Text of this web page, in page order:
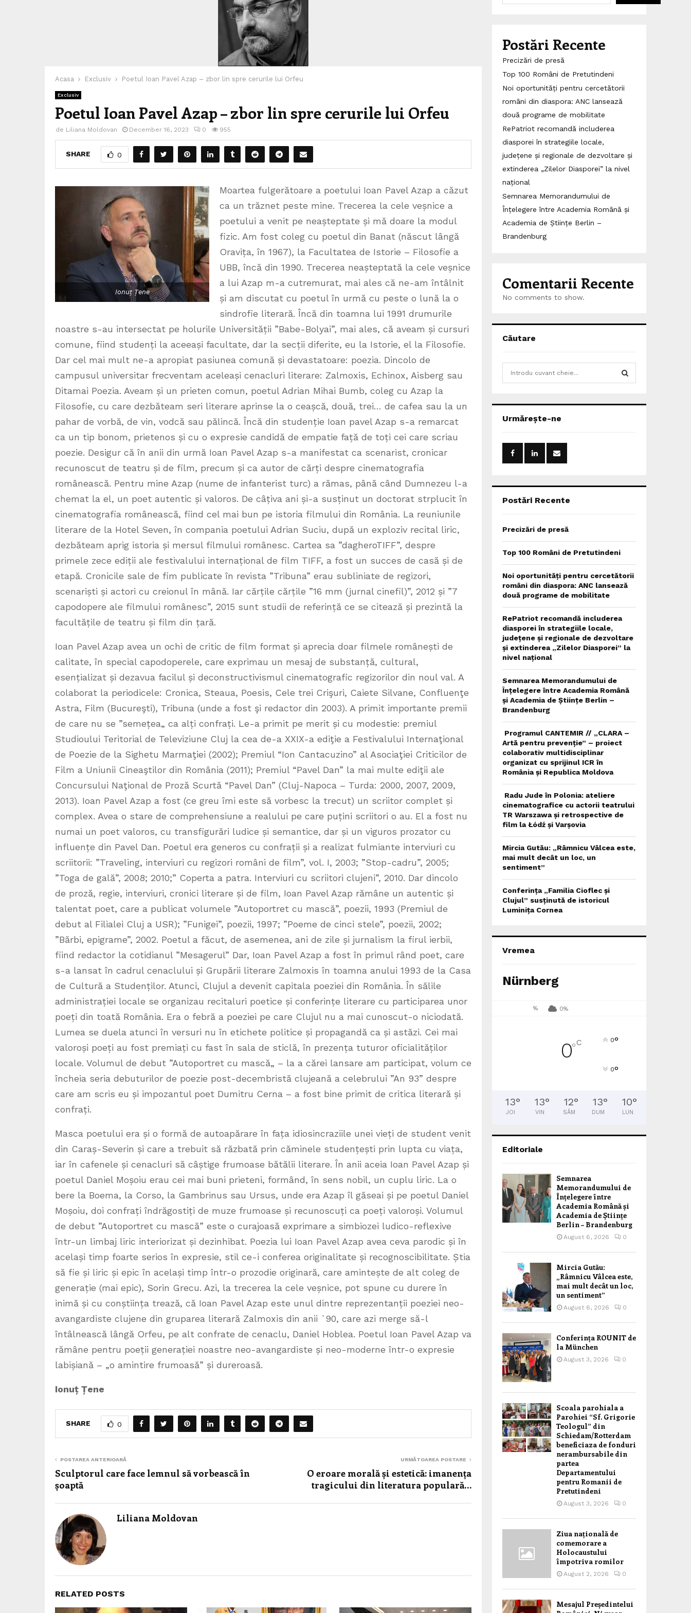
Acasa Exclusiv Poetul Ioan Pavel Azap – zbor lin spre cerurile lui Orfeu
Exclusiv
Poetul Ioan Pavel Azap – zbor lin spre cerurile lui Orfeu
de Liliana Moldovan December 16, 2023 0 955
SHARE 0
Ionuț Țene
Moartea fulgerătoare a poetului Ioan Pavel Azap a căzut
ca un trăznet peste mine. Trecerea la cele veșnice a
poetului a venit pe neașteptate și mă doare la modul
fizic. Am fost coleg cu poetul din Banat (născut lângă
Oravița, în 1967), la Facultatea de Istorie – Filosofie a
UBB, încă din 1990. Trecerea neașteptată la cele veșnice
a lui Azap m-a cutremurat, mai ales că ne-am întâlnit
și am discutat cu poetul în urmă cu peste o lună la o
sindrofie literară. Încă din toamna lui 1991 drumurile
noastre s-au intersectat pe holurile Universității ”Babe-Bolyai”, mai ales, că aveam și cursuri
comune, fiind studenți la aceeași facultate, dar la secții diferite, eu la Istorie, el la Filosofie.
Dar cel mai mult ne-a apropiat pasiunea comună și devastatoare: poezia. Dincolo de
campusul universitar frecventam aceleași cenacluri literare: Zalmoxis, Echinox, Aisberg sau
Ditamai Poezia. Aveam și un prieten comun, poetul Adrian Mihai Bumb, coleg cu Azap la
Filosofie, cu care dezbăteam seri literare aprinse la o ceașcă, două, trei… de cafea sau la un
pahar de vorbă, de vin, vodcă sau pălincă. Încă din studenție Ioan pavel Azap s-a remarcat
ca un tip bonom, prietenos și cu o expresie candidă de empatie față de toți cei care scriau
poezie. Desigur că în anii din urmă Ioan Pavel Azap s-a manifestat ca scenarist, cronicar
recunoscut de teatru și de film, precum și ca autor de cărți despre cinematografia
românească. Pentru mine Azap (nume de infanterist turc) a rămas, până când Dumnezeu l-a
chemat la el, un poet autentic și valoros. De câțiva ani și-a susținut un doctorat strplucit în
cinematografia românească, fiind cel mai bun pe istoria filmului din România. La reuniunile
literare de la Hotel Seven, în compania poetului Adrian Suciu, după un exploziv recital liric,
dezbăteam aprig istoria și mersul filmului românesc. Cartea sa ”dagheroTIFF”, despre
primele zece ediții ale festivalului internațional de film TIFF, a fost un succes de casă și de
etapă. Cronicile sale de fim publicate în revista ”Tribuna” erau subliniate de regizori,
scenariști și actori cu creionul în mână. Iar cărțile cărțile ”16 mm (jurnal cinefil)”, 2012 și ”7
capodopere ale filmului românesc”, 2015 sunt studii de referință ce se citează și prezintă la
facultățile de teatru și film din țară.
Ioan Pavel Azap avea un ochi de critic de film format și aprecia doar filmele românești de
calitate, în special capodoperele, care exprimau un mesaj de substanță, cultural,
esențializat și dezavua facilul și deconstructivismul cinematografic regizorilor din noul val. A
colaborat la periodicele: Cronica, Steaua, Poesis, Cele trei Crişuri, Caiete Silvane, Confluenţe
Astra, Film (Bucureşti), Tribuna (unde a fost şi redactor din 2003). A primit importante premii
de care nu se ”semețea„ ca alți confrați. Le-a primit pe merit și cu modestie: premiul
Studioului Teritorial de Televiziune Cluj la cea de-a XXIX-a ediţie a Festivalului Internaţional
de Poezie de la Sighetu Marmaţiei (2002); Premiul “Ion Cantacuzino” al Asociaţiei Criticilor de
Film a Uniunii Cineaştilor din România (2011); Premiul “Pavel Dan” la mai multe ediţii ale
Concursului Naţional de Proză Scurtă “Pavel Dan” (Cluj-Napoca – Turda: 2000, 2007, 2009,
2013). Ioan Pavel Azap a fost (ce greu îmi este să vorbesc la trecut) un scriitor complet și
complex. Avea o stare de comprehensiune a realului pe care puțini scriitori o au. El a fost nu
numai un poet valoros, cu transfigurări ludice și semantice, dar și un viguros prozator cu
influențe din Pavel Dan. Poetul era generos cu confrații și a realizat fulmiante interviuri cu
scriitorii: ”Traveling, interviuri cu regizori români de film”, vol. I, 2003; ”Stop-cadru”, 2005;
”Toga de gală”, 2008; 2010;” Coperta a patra. Interviuri cu scriitori clujeni”, 2010. Dar dincolo
de proză, regie, interviuri, cronici literare și de film, Ioan Pavel Azap rămâne un autentic și
talentat poet, care a publicat volumele ”Autoportret cu mască”, poezii, 1993 (Premiul de
debut al Filialei Cluj a USR); ”Funigei”, poezii, 1997; ”Poeme de cinci stele”, poezii, 2002;
”Bărbi, epigrame”, 2002. Poetul a făcut, de asemenea, ani de zile și jurnalism la firul ierbii,
fiind redactor la cotidianul ”Mesagerul” Dar, Ioan Pavel Azap a fost în primul rând poet, care
s-a lansat în cadrul cenaclului și Grupării literare Zalmoxis în toamna anului 1993 de la Casa
de Cultură a Studenților. Atunci, Clujul a devenit capitala poeziei din România. În sălile
administrației locale se organizau recitaluri poetice și conferințe literare cu participarea unor
poeți din toată România. Era o febră a poeziei pe care Clujul nu a mai cunoscut-o niciodată.
Lumea se duela atunci în versuri nu în etichete politice și propagandă ca și astăzi. Cei mai
valoroși poeți au fost premiați cu fast în sala de sticlă, în prezența tuturor oficialităților
locale. Volumul de debut ”Autoportret cu mască„ – la a cărei lansare am participat, volum ce
încheia seria debuturilor de poezie post-decembristă clujeană a celebrului ”An 93” despre
care am scris eu și impozantul poet Dumitru Cerna – a fost bine primit de critica literară și
confrați.
Masca poetului era și o formă de autoapărare în fața idiosincraziile unei vieți de student venit
din Caraș-Severin și care a trebuit să răzbată prin căminele studențești prin lupta cu viața,
iar în cafenele și cenacluri să câștige frumoase bătălii literare. În anii aceia Ioan Pavel Azap și
poetul Daniel Moșoiu erau cei mai buni prieteni, formând, în sens nobil, un cuplu liric. La o
bere la Boema, la Corso, la Gambrinus sau Ursus, unde era Azap îl găseai și pe poetul Daniel
Moșoiu, doi confrați îndrăgostiți de muze frumoase și recunoscuți ca poeți valoroși. Volumul
de debut ”Autoportret cu mască” este o curajoasă exprimare a simbiozei ludico-reflexive
într-un limbaj liric interiorizat și dezinhibat. Poezia lui Ioan Pavel Azap avea ceva parodic și în
același timp foarte serios în expresie, stil ce-i conferea originalitate și recognoscibilitate. Știa
să fie și liric și epic în același timp într-o prozodie originară, care amintește de alt coleg de
generație (mai epic), Sorin Grecu. Azi, la trecerea la cele veșnice, pot spune cu durere în
inimă și cu conștiința trează, că Ioan Pavel Azap este unul dintre reprezentanții poeziei neo-
avangardiste clujene din gruparea literară Zalmoxis din anii `90, care azi merge să-l
întâlnească lângă Orfeu, pe alt confrate de cenaclu, Daniel Hoblea. Poetul Ioan Pavel Azap va
rămâne pentru poeții generației noastre neo-avangardiste și neo-moderne într-o expresie
labișiană – „o amintire frumoasă” și dureroasă.
Ionuț Țene
SHARE 0
POSTAREA ANTERIOARĂ
Sculptorul care face lemnul să vorbească în
șoaptă
URMĂTOAREA POSTARE
O eroare morală și estetică: imanența
tragicului din literatura populară…
Liliana Moldovan
RELATED POSTS
Postări Recente
Precizări de presă
Top 100 Români de Pretutindeni
Noi oportunități pentru cercetătorii
români din diaspora: ANC lansează
două programe de mobilitate
RePatriot recomandă includerea
diasporei în strategiile locale,
județene și regionale de dezvoltare și
extinderea „Zilelor Diasporei” la nivel
național
Semnarea Memorandumului de
Înțelegere între Academia Română și
Academia de Științe Berlin –
Brandenburg
Comentarii Recente
No comments to show.
Căutare
h
o
:
Urmărește-ne
Postări Recente
Precizări de presă
Top 100 Români de Pretutindeni
Noi oportunități pentru cercetătorii
români din diaspora: ANC lansează
două programe de mobilitate
RePatriot recomandă includerea
diasporei în strategiile locale,
județene și regionale de dezvoltare
și extinderea „Zilelor Diasporei” la
nivel național
Semnarea Memorandumului de
Înțelegere între Academia Română
și Academia de Științe Berlin –
Brandenburg
Programul CANTEMIR // „CLARA –
Artă pentru prevenție” – proiect
colaborativ multidisciplinar
organizat cu sprijinul ICR în
România și Republica Moldova
Radu Jude în Polonia: ateliere
cinematografice cu actorii teatrului
TR Warszawa și retrospective de
film la Łódź și Varșovia
Mircia Gutău: „Râmnicu Vâlcea este,
mai mult decât un loc, un
sentiment”
Conferința „Familia Cioflec și
Clujul” susținută de istoricul
Luminița Cornea
Vremea
Nürnberg
% 0%
0°C 0°
0°
13°
JOI
13°
VIN
12°
SÂM
13°
DUM
10°
LUN
Editoriale
Semnarea
Memorandumului de
Înțelegere între
Academia Română și
Academia de Științe
Berlin – Brandenburg
August 6, 2026 0
Mircia Gutău:
„Râmnicu Vâlcea este,
mai mult decât un loc,
un sentiment”
August 6, 2026 0
Conferința ROUNIT de
la München
August 3, 2026 0
Scoala parohiala a
Parohiei “Sf. Grigorie
Teologul” din
Schiedam/Rotterdam
beneficiaza de fonduri
nerambursabile din
partea
Departamentului
pentru Romanii de
Pretutindeni
August 3, 2026 0
Ziua națională de
comemorare a
Holocaustului
împotriva romilor
August 2, 2026 0
Mesajul Președintelui